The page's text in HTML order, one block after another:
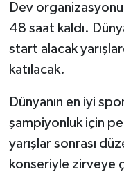
Dev
48 saat kaldı.
start alacak
katılacak.
Dünyanın en iyi
şampiyonluk için
yarışlar sonrası
konseriyle zirveye